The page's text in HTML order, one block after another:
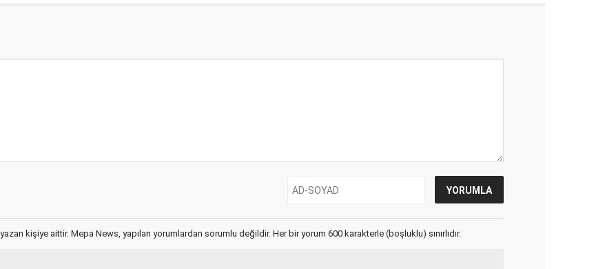
kişiye aittir. Mepa News, yapılan yorumlardan sorumlu değildir. Her bir yorum 600 karakterle (boşluklu) sınırlıdır.